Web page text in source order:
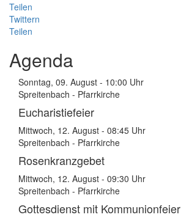
Teilen
Twittern
Teilen
Agenda
Sonntag, 09. August - 10:00 Uhr
Spreitenbach - Pfarrkirche
Eucharistiefeier
Mittwoch, 12. August - 08:45 Uhr
Spreitenbach - Pfarrkirche
Rosenkranzgebet
Mittwoch, 12. August - 09:30 Uhr
Spreitenbach - Pfarrkirche
Gottesdienst mit Kommunionfeier